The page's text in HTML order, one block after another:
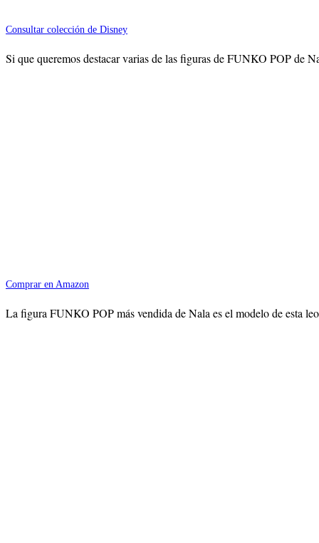
Consultar colección de Disney
Si que queremos destacar varias de las figuras de FUNKO POP de
Comprar en Amazon
La figura FUNKO POP más vendida de Nala es el modelo de esta